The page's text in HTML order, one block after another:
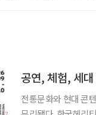
공연, 체험, 세대
전통문화와 현대 콘